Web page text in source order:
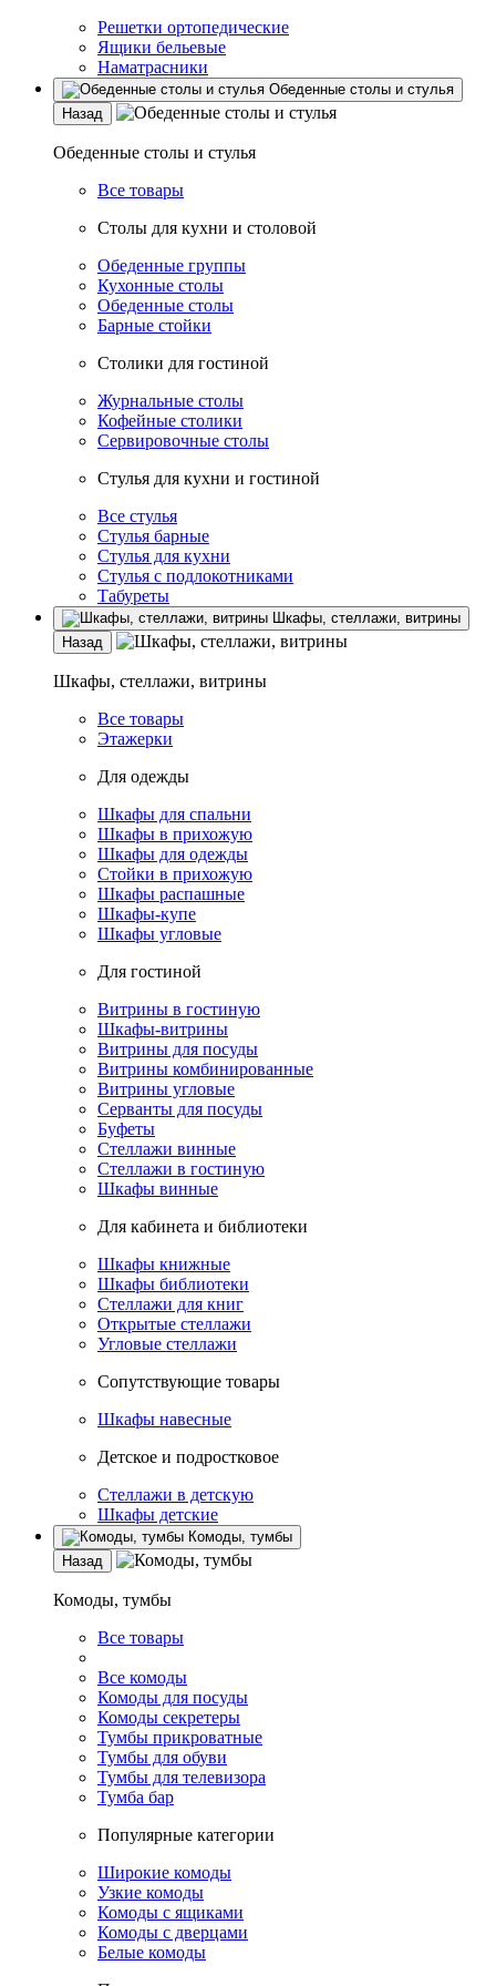
Решетки ортопедические
Ящики бельевые
Наматрасники
Обеденные столы и стулья
Назад
Обеденные столы и стулья
Все товары
Столы для кухни и столовой
Обеденные группы
Кухонные столы
Обеденные столы
Барные стойки
Столики для гостиной
Журнальные столы
Кофейные столики
Сервировочные столы
Стулья для кухни и гостиной
Все стулья
Стулья барные
Стулья для кухни
Стулья с подлокотниками
Табуреты
Шкафы, стеллажи, витрины
Назад
Шкафы, стеллажи, витрины
Все товары
Этажерки
Для одежды
Шкафы для спальни
Шкафы в прихожую
Шкафы для одежды
Стойки в прихожую
Шкафы распашные
Шкафы-купе
Шкафы угловые
Для гостиной
Витрины в гостиную
Шкафы-витрины
Витрины для посуды
Витрины комбинированные
Витрины угловые
Серванты для посуды
Буфеты
Стеллажи винные
Стеллажи в гостиную
Шкафы винные
Для кабинета и библиотеки
Шкафы книжные
Шкафы библиотеки
Стеллажи для книг
Открытые стеллажи
Угловые стеллажи
Сопутствующие товары
Шкафы навесные
Детское и подростковое
Стеллажи в детскую
Шкафы детские
Комоды, тумбы
Назад
Комоды, тумбы
Все товары
Все комоды
Комоды для посуды
Комоды секретеры
Тумбы прикроватные
Тумбы для обуви
Тумбы для телевизора
Тумба бар
Популярные категории
Широкие комоды
Узкие комоды
Комоды с ящиками
Комоды с дверцами
Белые комоды